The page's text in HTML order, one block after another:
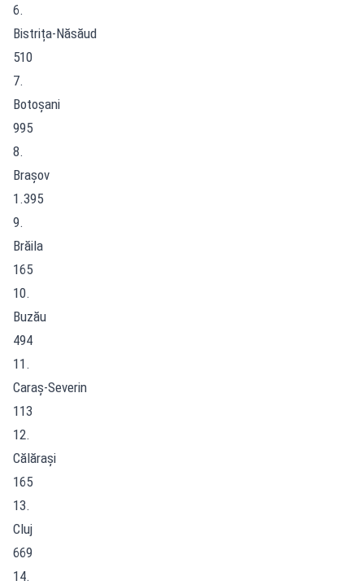
6.
Bistrița-Năsăud
510
7.
Botoșani
995
8.
Brașov
1.395
9.
Brăila
165
10.
Buzău
494
11.
Caraș-Severin
113
12.
Călărași
165
13.
Cluj
669
14.